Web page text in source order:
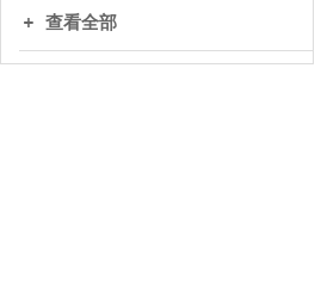
查看全部